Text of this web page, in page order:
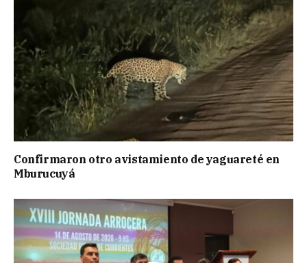
Confirmaron otro avistamiento de yaguareté en
Mburucuyá